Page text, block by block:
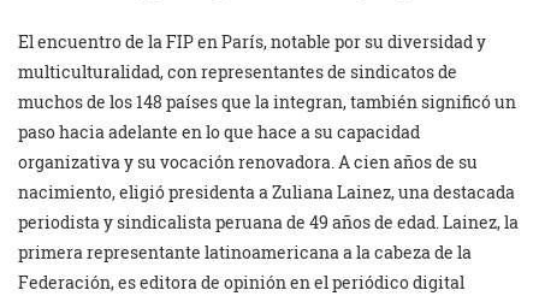
El encuentro de la FIP en París, notable por su diversidad y
multiculturalidad, con representantes de sindicatos de
muchos de los 148 países que la integran, también significó un
paso hacia adelante en lo que hace a su capacidad
organizativa y su vocación renovadora. A cien años de su
nacimiento, eligió presidenta a Zuliana Lainez, una destacada
periodista y sindicalista peruana de 49 años de edad. Lainez, la
primera representante latinoamericana a la cabeza de la
Federación, es editora de opinión en el periódico digital